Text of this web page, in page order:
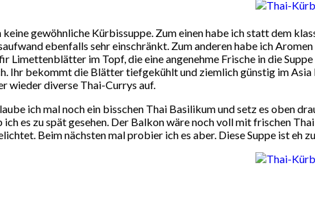
keine gewöhnliche Kürbissuppe. Zum einen habe ich statt dem
ebenfalls sehr einschränkt. Zum anderen habe ich
Limettenblätter im Topf, die eine angenehme Frische in die
Ihr bekommt die Blätter tiefgekühlt und ziemlich günstig im
wieder diverse Thai-Currys auf.
ich mal noch ein bisschen Thai Basilikum und setz es oben
ich es zu spät gesehen. Der Balkon wäre noch voll mit frischen
Beim nächsten mal probier ich es aber. Diese Suppe ist eh